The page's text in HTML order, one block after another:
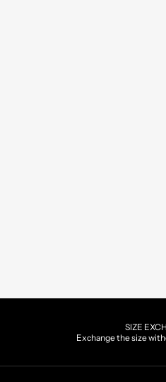
SIZE
Exchange the size